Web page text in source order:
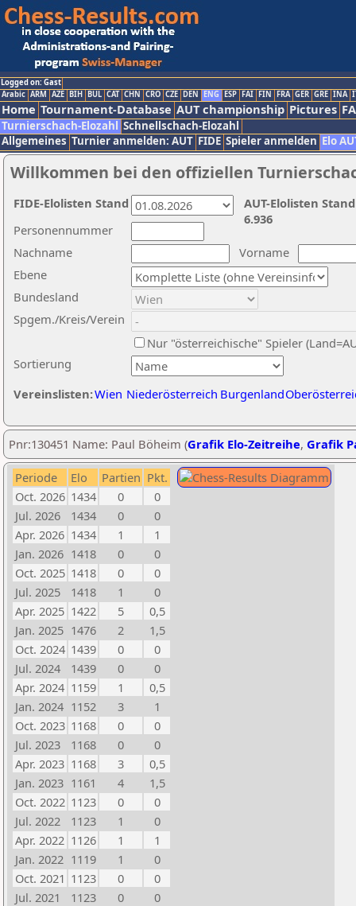
Logged on: Gast
Arabic ARM AZE BIH BUL CAT CHN CRO CZE DEN ENG ESP FAI FIN FRA GER GRE INA
Home Tournament-Database AUT championship Pictures
Turnierschach-Elozahl Schnellschach-Elozahl
Allgemeines Turnier anmelden: AUT FIDE Spieler anmelden Elo
Willkommen bei den offiziellen
Nachname
Vorname
Ebene
Sortierung
Personennummer
Bundesland
Spgem./Kreis/Verein
Nur "österreichische" Spieler
Vereinslisten:Wien Niederösterreich Burgenland
AUT-Elolisten
6.936
FIDE-Elolisten Stand
Pnr:130451 Name: Paul Böheim (Grafik Elo-Zeitreihe, Grafik
Periode Elo Partien Pkt.
Oct. 2026 1434 0
0
Jul. 2026
1434 0
0
Apr. 2026 1434 1
1
Jan. 2026 1418 0
0
Oct. 2025 1418 0
0
Jul. 2025
1418 1
0
Apr. 2025 1422 5
0,5
Jan. 2025 1476 2
1,5
Oct. 2024 1439 0
0
Jul. 2024
1439 0
0
Apr. 2024 1159 1
0,5
Jan. 2024 1152 3
1
Oct. 2023 1168 0
0
Jul. 2023
1168 0
0
Apr. 2023 1168 3
0,5
Jan. 2023 1161 4
1,5
Oct. 2022 1123 0
0
Jul. 2022
1123 1
0
Apr. 2022 1126 1
1
Jan. 2022 1119 1
0
Oct. 2021 1123 0
0
Jul. 2021
1123 0
0